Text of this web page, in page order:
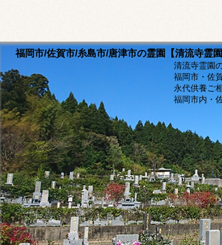
福岡市/佐賀市/糸島市/唐津市の霊園【清流寺霊
清流寺霊園のホームページへお越
福岡市・佐
永代供養ご相談ください。激安・格
福岡市内・佐賀市内・糸島市・唐